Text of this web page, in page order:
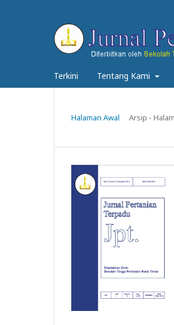
Terkini Tentang Kami
Halaman Awal Arsip -